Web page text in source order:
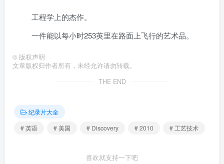
工程学上的杰作。
一件能以每小时253英里在路面上飞行的艺术品。
© 版权声明
文章版权归作者所有，未经允许请勿转载。
THE END
纪录片大全
# 英语
# 美国 # Discovery # 2010 # 工艺技术
喜欢就支持一下吧